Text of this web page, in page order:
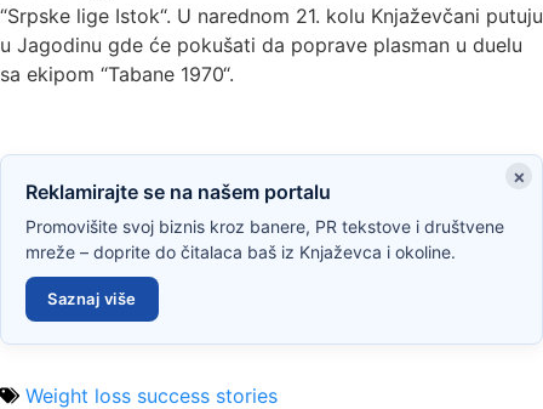
“Srpske lige Istok“. U narednom 21. kolu Knjaževčani putuju
u Jagodinu gde će pokušati da poprave plasman u duelu
sa ekipom “Tabane 1970“.
×
Reklamirajte se na našem portalu
Promovišite svoj biznis kroz banere, PR tekstove i društvene
mreže – doprite do čitalaca baš iz Knjaževca i okoline.
Saznaj više
Weight loss success stories